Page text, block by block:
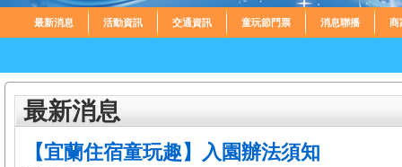
最新消息 活動資訊 交通資訊 童玩節門票 消息聯播 商
最新消息
【宜蘭住宿童玩趣】入園辦法須知